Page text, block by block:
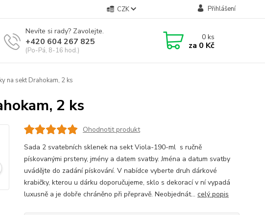
CZK Přihlášení
Nevíte si rady? Zavolejte.
+420 604 267 825
(Po-Pá, 8-16 hod.)
0ks
za 0 Kč
na sekt Drahokam, 2 ks
2 ks
Ohodnotit produkt
Sada 2 svatebních sklenek na sekt Viola-190-ml s ručně
pískovanými prsteny, jmény a datem svatby. Jména a datum svatby
uvádějte do zadání pískování. V nabídce vyberte druh dárkové
krabičky, kterou u dárku doporučujeme, sklo s dekorací v ní vypadá
luxusně a je dobře chráněno při přepravě. Neobjednát... celý popis